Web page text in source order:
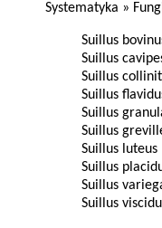
Systematyka »
Suillus
Suillus
Suillus
Suillus
Suillus
Suillus
Suillus luteus
Suillus
Suillus
Suillus